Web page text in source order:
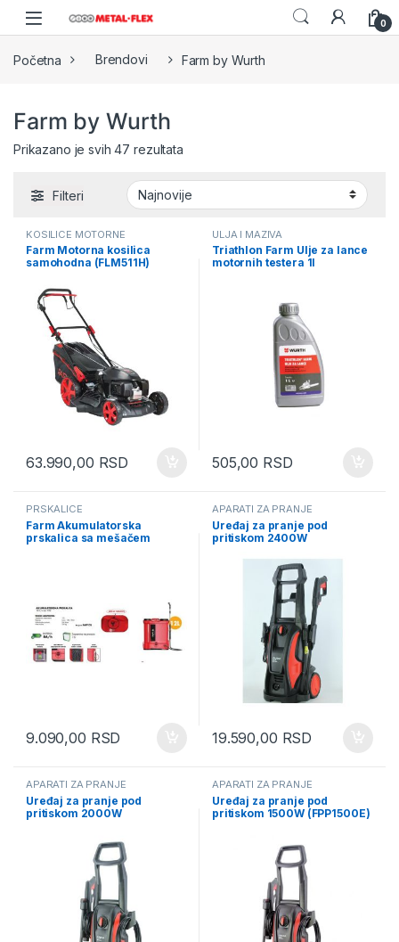
Skip to navigation
Skip to content
0
Početna Brendovi Farm by Wurth
Farm by Wurth
Prikazano je svih 47 rezultataSorted by latest
Filteri
KOSILICE MOTORNE
Farm Motorna kosilica
samohodna (FLM511H)
63.990,00 RSD
ULJA I MAZIVA
Triathlon Farm Ulje za lance
motornih testera 1l
505,00 RSD
PRSKALICE
Farm Akumulatorska
prskalica sa mešačem
9.090,00 RSD
APARATI ZA PRANJE
Uređaj za pranje pod
pritiskom 2400W
19.590,00 RSD
APARATI ZA PRANJE
Uređaj za pranje pod
pritiskom 2000W
APARATI ZA PRANJE
Uređaj za pranje pod
pritiskom 1500W (FPP1500E)